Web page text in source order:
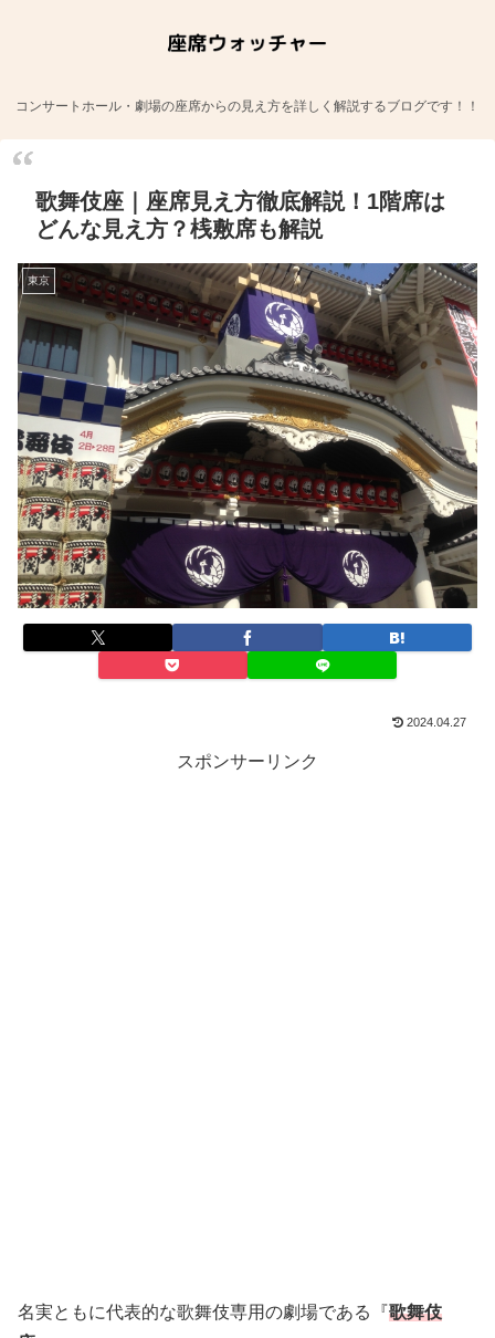
コンサートホール・劇場の座席からの見え方を詳しく解説するブログです！！
歌舞伎座｜座席見え方徹底解説！1階席は
どんな見え方？桟敷席も解説
東京
2024.04.27
スポンサーリンク
名実ともに代表的な歌舞伎専用の劇場である『 歌舞伎